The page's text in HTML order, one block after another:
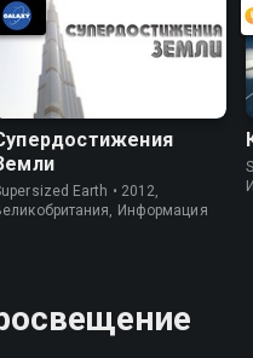
Earth • 2012,
Информация